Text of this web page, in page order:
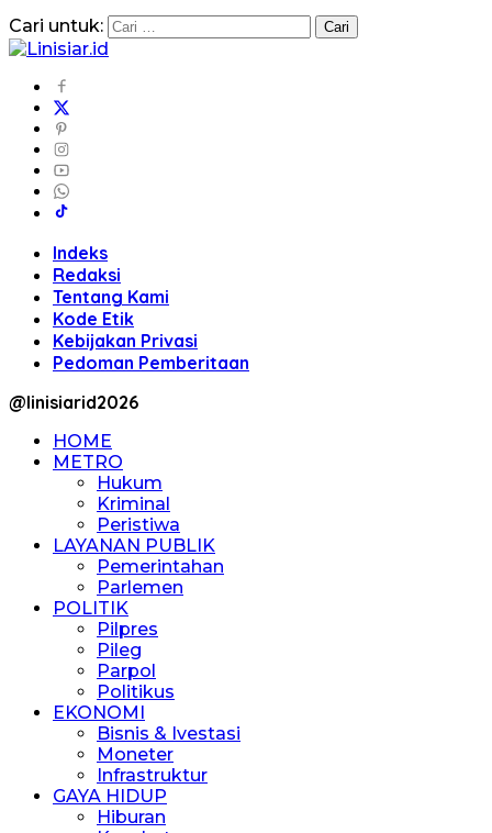
Cari untuk:
Indeks
Redaksi
Tentang Kami
Kode Etik
Kebijakan Privasi
Pedoman Pemberitaan
@linisiarid2026
HOME
METRO
Hukum
Kriminal
Peristiwa
LAYANAN PUBLIK
Pemerintahan
Parlemen
POLITIK
Pilpres
Pileg
Parpol
Politikus
EKONOMI
Bisnis & Ivestasi
Moneter
Infrastruktur
GAYA HIDUP
Hiburan